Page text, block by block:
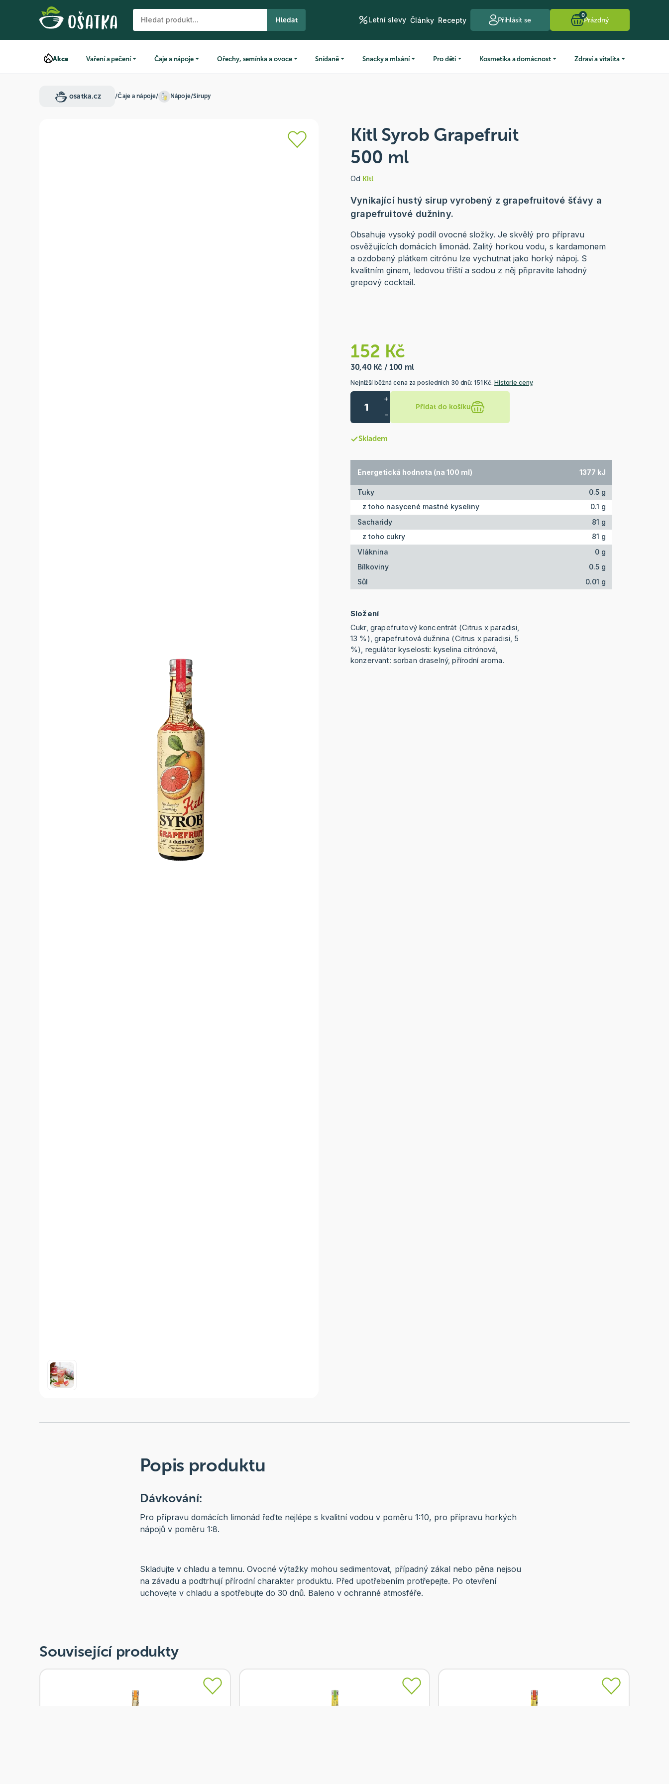
Hledat Letní slevy Články Recepty Přihlásit se
0
Prázdný
Akce Vaření a pečení Čaje a nápoje Ořechy, semínka a ovoce Snídaně Snacky a mlsání Pro děti Kosmetika a domácnost Zdraví a vitalita
osatka.cz /Čaje a nápoje/ Nápoje/Sirupy
Kitl Syrob Grapefruit
500 ml
Od Kitl
Vynikající hustý sirup vyrobený z grapefruitové šťávy a
grapefruitové dužniny.
Obsahuje vysoký podíl ovocné složky. Je skvělý pro přípravu
osvěžujících domácích limonád. Zalitý horkou vodu, s kardamonem
a ozdobený plátkem citrónu lze vychutnat jako horký nápoj. S
kvalitním ginem, ledovou tříští a sodou z něj připravíte lahodný
grepový cocktail.
152 Kč
30,40 Kč / 100 ml
Nejnižší běžná cena za posledních 30 dnů: 151 Kč.Historie ceny.
+
-
Přidat do košíku
Skladem
Energetická hodnota (na 100 ml) 1377 kJ
Tuky
0.5 g
z toho nasycené mastné kyseliny
0.1 g
Sacharidy
81 g
z toho cukry
81 g
Vláknina
0 g
Bílkoviny
0.5 g
Sůl
0.01 g
Složení
Cukr, grapefruitový koncentrát (Citrus x paradisi,
13 %), grapefruitová dužnina (Citrus x paradisi, 5
%), regulátor kyselosti: kyselina citrónová,
konzervant: sorban draselný, přírodní aroma.
Popis produktu
Dávkování:
Pro přípravu domácích limonád řeďte nejlépe s kvalitní vodou v poměru 1:10, pro přípravu horkých
nápojů v poměru 1:8.
Skladujte v chladu a temnu. Ovocné výtažky mohou sedimentovat, případný zákal nebo pěna nejsou
na závadu a podtrhují přírodní charakter produktu. Před upotřebením protřepejte. Po otevření
uchovejte v chladu a spotřebujte do 30 dnů. Baleno v ochranné atmosféře.
Související produkty